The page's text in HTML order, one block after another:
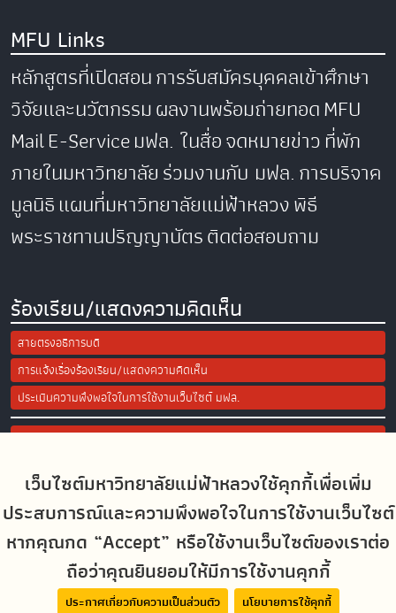
เว็บไซต์มหาวิทยาลัยแม่ฟ้าหลวงใช้คุกกี้เพื่อเพิ่ม
ประสบการณ์และความพึงพอใจในการใช้งานเว็บไซต์
หากคุณกด “Accept” หรือใช้งานเว็บไซต์ของเราต่อ
ถือว่าคุณยินยอมให้มีการใช้งานคุกกี้
ประกาศเกี่ยวกับความเป็นส่วนตัว นโยบายการใช้คุกกี้
MFU Links
หลักสูตรที่เปิดสอนการรับสมัครบุคคลเข้าศึกษา
วิจัยและนวัตกรรมผลงานพร้อมถ่ายทอดMFU
MailE-Serviceมฟล. ในสื่อจดหมายข่าวที่พัก
ภายในมหาวิทยาลัยร่วมงานกับ มฟล.การบริจาค
มูลนิธิแผนที่มหาวิทยาลัยแม่ฟ้าหลวงพิธี
พระราชทานปริญญาบัตรติดต่อสอบถาม
ร้องเรียน/แสดงความคิดเห็น
สายตรงอธิการบดี
การแจ้งเรื่องร้องเรียน/แสดงความคิดเห็น
ประเมินความพึงพอใจในการใช้งานเว็บไซต์ มฟล.
Site Map
Social Media
MFUconnect